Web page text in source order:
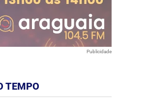
Publicidade
TEMPO